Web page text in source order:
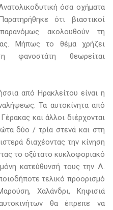
όσα οχήματα
ότι βιαστικοί
ακολουθούν τη
Μήπως το θέμα χρήζει
φανοστάτη θεωρείται
από Ηρακλείτου είναι η
Τα αυτοκίνητα από
και άλλοι διέρχονται
δύο / τρία στενά και στη
διαχέοντας την κίνηση
το οξύτατο κυκλοφοριακό
κατεύθυνσή τους την Λ.
τελικό προορισμό
Χαλάνδρι, Κηφισιά
θα έπρεπε να